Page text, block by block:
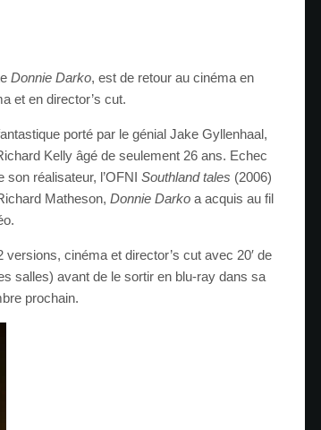
Donnie Darko, est de retour au cinéma en
et en director’s cut.
porté par le génial Jake Gyllenhaal,
Kelly âgé de seulement 26 ans. Echec
réalisateur, l’OFNI Southland tales (2006)
Matheson, Donnie Darko a acquis au fil
cinéma et director’s cut avec 20′ de
salles) avant de le sortir en blu-ray dans sa
prochain.